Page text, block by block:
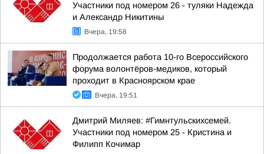
Участники под номером 26 - туляки Надежда
и Александр Никитины
Вчера, 19:58
Продолжается работа 10-го Всероссийского
форума волонтёров-медиков, который
проходит в Красноярском крае
Вчера, 19:51
Дмитрий Миляев: #Гимнтульскихсемей.
Участники под номером 25 - Кристина и
Филипп Кочимар